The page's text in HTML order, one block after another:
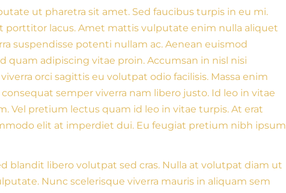
ut pharetra sit amet. Sed faucibus turpis in eu mi.
porttitor lacus. Amet mattis vulputate enim nulla aliquet
suspendisse potenti nullam ac. Aenean euismod
quam adipiscing vitae proin. Accumsan in nisl nisi
orci sagittis eu volutpat odio facilisis. Massa enim
semper viverra nam libero justo. Id leo in vitae
Vel pretium lectus quam id leo in vitae turpis. At erat
elit at imperdiet dui. Eu feugiat pretium nibh ipsum
blandit libero volutpat sed cras. Nulla at volutpat diam ut
Nunc scelerisque viverra mauris in aliquam sem